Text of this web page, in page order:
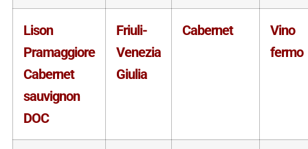
Lison
Pramaggiore
Cabernet
sauvignon
DOC
Friuli-
Venezia
Giulia
Cabernet
Vino
fermo